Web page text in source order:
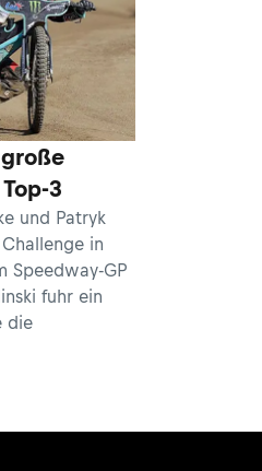
3
und Patryk
in
Speedway-GP
fuhr ein
die